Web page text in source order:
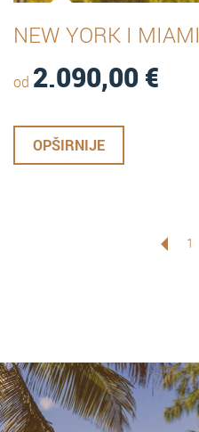
NEW YORK I MIAMI
od 2.090,00€
OPŠIRNIJE
1